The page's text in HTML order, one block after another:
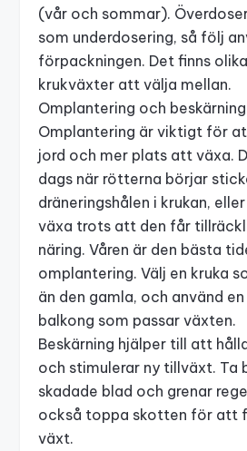
(vår och sommar).
som underdosering, så följ
förpackningen. Det finns
krukväxter att välja mellan.
Omplantering och beskärning
Omplantering är viktigt för
jord och mer plats att växa.
dags när rötterna börjar
dräneringshålen i krukan,
växa trots att den får
näring. Våren är den bästa
omplantering. Välj en kruka
än den gamla, och använd en
balkong som passar växten.
Beskärning hjälper till att
och stimulerar ny tillväxt. Ta
skadade blad och grenar
också toppa skotten för att
växt.